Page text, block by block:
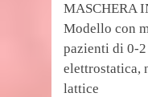
MASCHERA
Modello con
pazienti di 0-2
elettrostatica,
lattice